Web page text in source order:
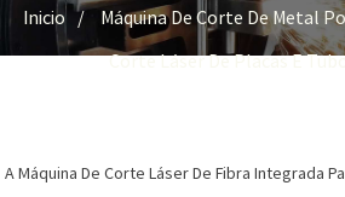
Inicio Máquina De Corte De Metal
Corte Láser De Placas E
A Máquina De Corte Láser De Fibra Integrada